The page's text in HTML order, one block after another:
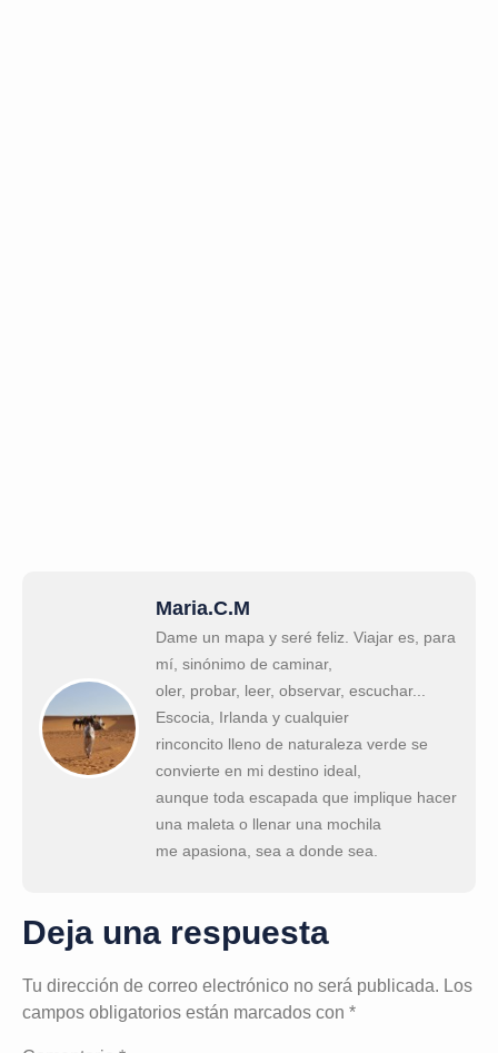
Maria.C.M
Dame un mapa y seré feliz. Viajar es, para
mí, sinónimo de caminar,
oler, probar, leer, observar, escuchar...
Escocia, Irlanda y cualquier
rinconcito lleno de naturaleza verde se
convierte en mi destino ideal,
aunque toda escapada que implique hacer
una maleta o llenar una mochila
me apasiona, sea a donde sea.
Deja una respuesta
Tu dirección de correo electrónico no será publicada. Los
campos obligatorios están marcados con *